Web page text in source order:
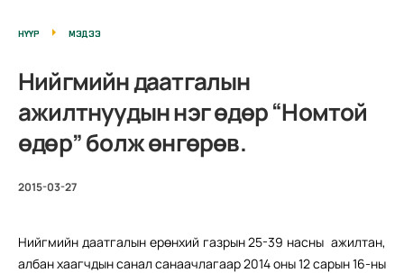
НҮҮР МЭДЭЭ
Нийгмийн даатгалын
ажилтнуудын нэг өдөр “Номтой
өдөр” болж өнгөрөв.
2015-03-27
Нийгмийн даатгалын ерөнхий газрын 25-39 насны ажилтан,
албан хаагчдын санал санаачлагаар 2014 оны 12 сарын 16-ны